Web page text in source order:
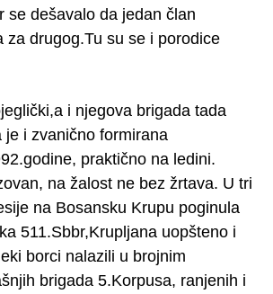
se dešavalo da jedan član
za drugog.Tu su se i porodice
i njegova brigada tada
je i zvanično formirana
praktično na ledini.
na žalost ne bez žrtava. U tri
na Bosansku Krupu poginula
511.Sbbr,Krupljana uopšteno i
borci nalazili u brojnim
brigada 5.Korpusa, ranjenih i